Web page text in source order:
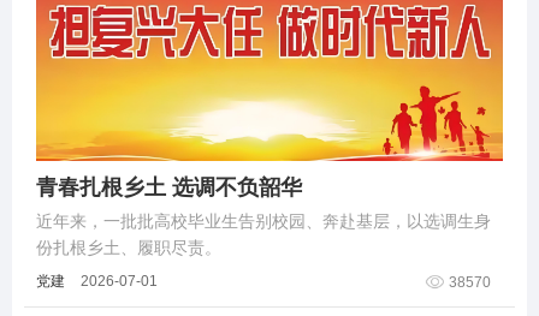
青春扎根乡土 选调不负韶华
近年来，一批批高校毕业生告别校园、奔赴基层，以选调生身
份扎根乡土、履职尽责。
党建 2026-07-01 38570